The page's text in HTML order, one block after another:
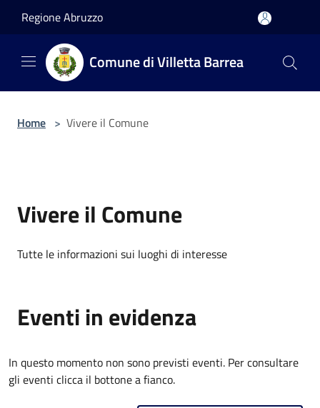
Regione Abruzzo
Comune di Villetta Barrea
Home > Vivere il Comune
Vivere il Comune
Tutte le informazioni sui luoghi di interesse
Eventi in evidenza
In questo momento non sono previsti eventi. Per consultare
gli eventi clicca il bottone a fianco.